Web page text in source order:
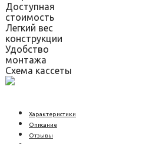
Доступная
стоимость
Легкий вес
конструкции
Удобство
монтажа
Схема кассеты
Характеристики
Описание
Отзывы